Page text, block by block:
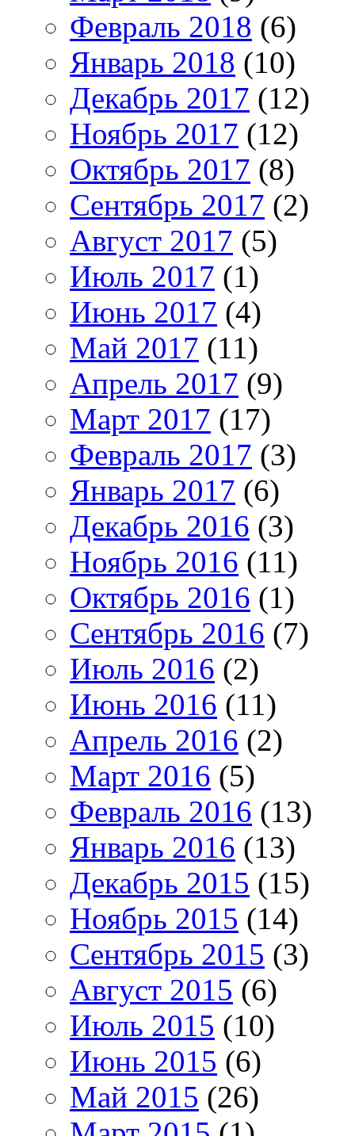
Февраль 2018 (6)
Январь 2018 (10)
Декабрь 2017 (12)
Ноябрь 2017 (12)
Октябрь 2017 (8)
Сентябрь 2017 (2)
Август 2017 (5)
Июль 2017 (1)
Июнь 2017 (4)
Май 2017 (11)
Апрель 2017 (9)
Март 2017 (17)
Февраль 2017 (3)
Январь 2017 (6)
Декабрь 2016 (3)
Ноябрь 2016 (11)
Октябрь 2016 (1)
Сентябрь 2016 (7)
Июль 2016 (2)
Июнь 2016 (11)
Апрель 2016 (2)
Март 2016 (5)
Февраль 2016 (13)
Январь 2016 (13)
Декабрь 2015 (15)
Ноябрь 2015 (14)
Сентябрь 2015 (3)
Август 2015 (6)
Июль 2015 (10)
Июнь 2015 (6)
Май 2015 (26)